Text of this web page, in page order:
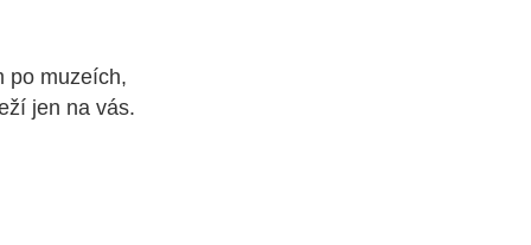
po muzeích,
jen na vás.